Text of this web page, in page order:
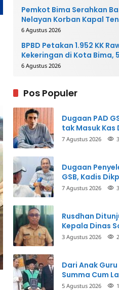
Pemkot Bima Serahkan
Nelayan Korban Kapal
6 Agustus 2026
BPBD Petakan 1.952 KK
Kekeringan di Kota Bima,
Berpotensi Terdampak
6 Agustus 2026
Pos Populer
Dugaan PAD
tak Masuk Kas
Inspektorat
7 Agustus 2026
Dugaan
GSB, Kadis
Bersangkutan
7 Agustus 2026
Rusdhan
Kepala Dinas
3 Agustus 2026
Dari Anak
Summa Cum
Taman Firdaus
5 Agustus 2026